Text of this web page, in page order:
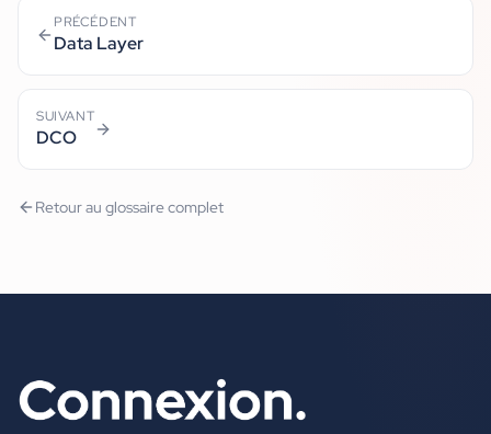
PRÉCÉDENT
Data Layer
SUIVANT
DCO
Retour au glossaire complet